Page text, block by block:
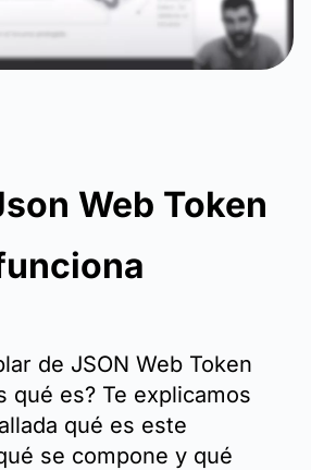
Web Token
de JSON Web Token
qué es? Te explicamos
qué es este
se compone y qué